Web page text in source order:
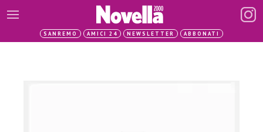
SANREMO AMICI 24 NEWSLETTER ABBONATI